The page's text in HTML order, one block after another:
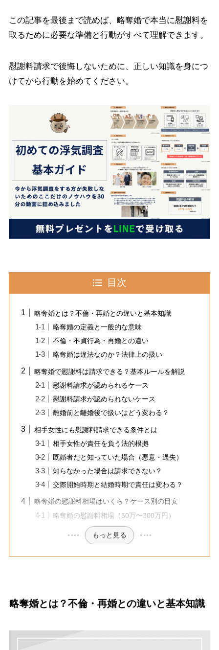
この記事を最後まで読めば、略奪婚で本当に慰謝料を
取るために必要な準備と行動がすべて理解できます。
慰謝料請求で後悔しないために、正しい知識を身につ
けてから行動を始めてください。
目次
略奪婚とは？不倫・再婚との違いと基本知識
略奪婚の定義と一般的な意味
不倫・不貞行為・再婚との違い
略奪婚は違法なのか？法律上の扱い
略奪婚で慰謝料は請求できる？基本ルールを解説
慰謝料請求が認められるケース
慰謝料請求が認められないケース
離婚前と離婚後で扱いはどう変わる？
相手女性にも慰謝料請求できる条件とは
相手女性が責任を負う法的根拠
既婚者だと知っていた場合（悪意・過失）
知らなかった場合は請求できない？
交際開始時期と結婚時期で責任は変わる？
略奪婚の慰謝料相場はいくら？ケース別の目安
略奪婚の慰謝料相場（50万〜300万円）
もっと見る
略奪婚とは？不倫・再婚との違いと基本知識